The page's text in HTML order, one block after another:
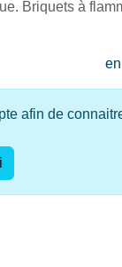
Briquets à
afin de